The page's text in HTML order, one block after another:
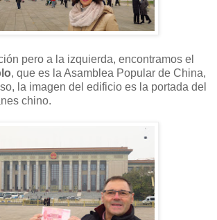
pero a la izquierda, encontramos el
, que es la Asamblea Popular de China,
la imagen del edificio es la portada del
chino.